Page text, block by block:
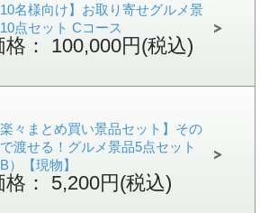
名様向け】お取り寄せグルメ景
点セット Cコース
格： 100,000円(税込)
楽々まとめ買い景品セット】その
渡せる！グルメ景品5点セット
B）【現物】
格： 5,200円(税込)